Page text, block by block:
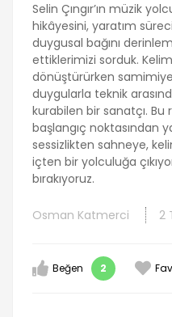
Selin Çıngır’ın müzik
hikâyesini, yaratım
duygusal bağını
ettiklerimizi sorduk.
dönüştürürken
duygularla teknik
kurabilen bir sanatçı.
başlangıç noktasından
sessizlikten sahneye,
içten bir yolculuğa
bırakıyoruz.
Osman Katmerci 2
Beğen 2